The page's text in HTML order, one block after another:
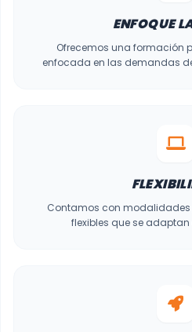
ENFOQUE
Ofrecemos una formación
enfocada en las demandas
Contamos con modalidades
flexibles que se